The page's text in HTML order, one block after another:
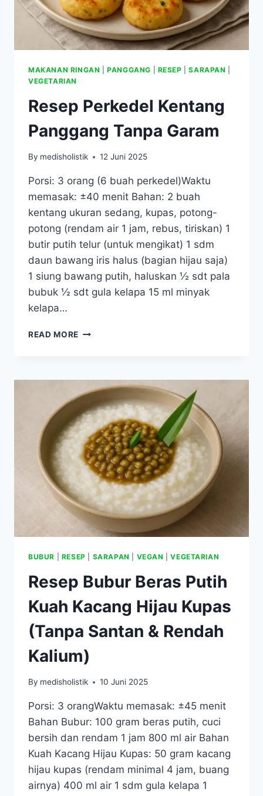
MAKANAN RINGAN |PANGGANG RESEP |SARAPAN
VEGETARIAN
Resep Perkedel Kentang
Panggang Tanpa Garam
By medisholistik 12 Juni 2025
Porsi: 3 orang (6 buah perkedel)Waktu
memasak: ±40 menit Bahan: 2 buah
kentang ukuran sedang, kupas, potong-
potong (rendam air 1 jam, rebus, tiriskan) 1
butir putih telur (untuk mengikat) 1 sdm
daun bawang iris halus (bagian hijau saja)
1 siung bawang putih, haluskan ½ sdt pala
bubuk ½ sdt gula kelapa 15 ml minyak
kelapa…
READ MORE RESEP
TANPA
GARAM
BUBUR RESEP SARAPAN VEGAN |VEGETARIAN
Resep Bubur Beras Putih
Kuah Kacang Hijau Kupas
(Tanpa Santan & Rendah
Kalium)
By medisholistik 10 Juni 2025
Porsi: 3 orangWaktu memasak: ±45 menit
Bahan Bubur: 100 gram beras putih, cuci
bersih dan rendam 1 jam 800 ml air Bahan
Kuah Kacang Hijau Kupas: 50 gram kacang
hijau kupas (rendam minimal 4 jam, buang
airnya) 400 ml air 1 sdm gula kelapa 1